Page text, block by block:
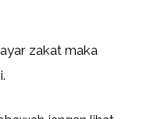
zakat maka